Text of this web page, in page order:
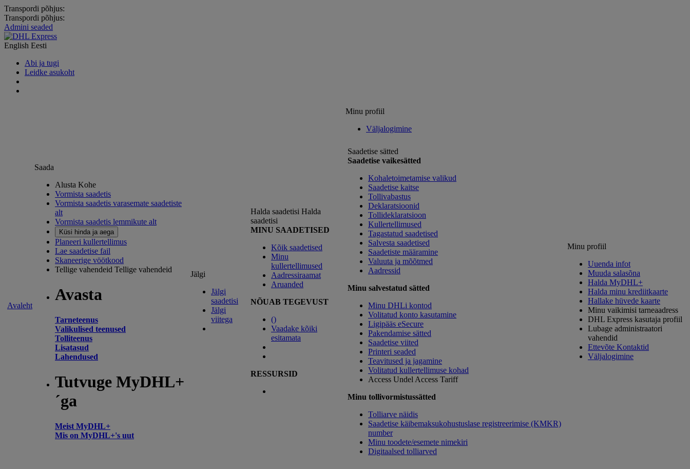
Transpordi põhjus:
Transpordi põhjus:
Admini seaded
English Eesti
Abi ja tugi
Leidke asukoht
Minu profiil
Väljalogimine
Avaleht
Saada
Alusta Kohe
Vormista saadetis
Vormista saadetis varasemate saadetiste
alt
Vormista saadetis lemmikute alt
Küsi hinda ja aega
Planeeri kullertellimus
Lae saadetise fail
Skaneerige vöötkood
Tellige vahendeid Tellige vahendeid
Avasta
Tarneteenus
Valikulised teenused
Tolliteenus
Lisatasud
Lahendused
Tutvuge MyDHL+
´ga
Meist MyDHL+
Mis on MyDHL+'s uut
Jälgi
Jälgi
saadetisi
Jälgi
viitega
Halda saadetisi Halda
saadetisi
MINU SAADETISED
Kõik saadetised
Minu
kullertellimused
Aadressiraamat
Aruanded
NÕUAB TEGEVUST
()
Vaadake kõiki
esitamata
RESSURSID
Saadetise sätted
Saadetise vaikesätted
Kohaletoimetamise valikud
Saadetise kaitse
Tollivabastus
Deklaratsioonid
Tollideklaratsioon
Kullertellimused
Tagastatud saadetised
Salvesta saadetised
Saadetiste määramine
Valuuta ja mõõtmed
Aadressid
Minu salvestatud sätted
Minu DHLi kontod
Volitatud konto kasutamine
Ligipääs eSecure
Pakendamise sätted
Saadetise viited
Printeri seaded
Teavitused ja jagamine
Volitatud kullertellimuse kohad
Access Undel Access Tariff
Minu tollivormistussätted
Tolliarve näidis
Saadetise käibemaksukohustuslase registreerimise (KMKR)
number
Minu toodete/esemete nimekiri
Digitaalsed tolliarved
Minu profiil
Uuenda infot
Muuda salasõna
Halda MyDHL+
Halda minu krediitkaarte
Hallake hüvede kaarte
Minu vaikimisi tarneaadress
DHL Express kasutaja profiil
Lubage administraatori
vahendid
Ettevõte Kontaktid
Väljalogimine